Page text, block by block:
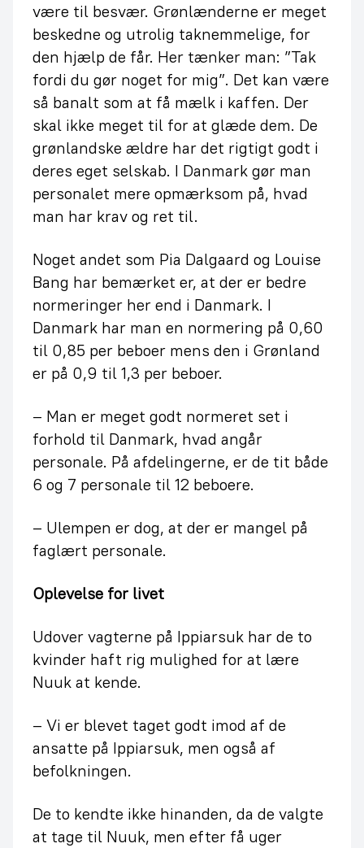
være til besvær. Grønlænderne er meget
beskedne og utrolig taknemmelige, for
den hjælp de får. Her tænker man: ”Tak
fordi du gør noget for mig”. Det kan være
så banalt som at få mælk i kaffen. Der
skal ikke meget til for at glæde dem. De
grønlandske ældre har det rigtigt godt i
deres eget selskab. I Danmark gør man
personalet mere opmærksom på, hvad
man har krav og ret til.
Noget andet som Pia Dalgaard og Louise
Bang har bemærket er, at der er bedre
normeringer her end i Danmark. I
Danmark har man en normering på 0,60
til 0,85 per beboer mens den i Grønland
er på 0,9 til 1,3 per beboer.
– Man er meget godt normeret set i
forhold til Danmark, hvad angår
personale. På afdelingerne, er de tit både
6 og 7 personale til 12 beboere.
– Ulempen er dog, at der er mangel på
faglært personale.
Oplevelse for livet
Udover vagterne på Ippiarsuk har de to
kvinder haft rig mulighed for at lære
Nuuk at kende.
– Vi er blevet taget godt imod af de
ansatte på Ippiarsuk, men også af
befolkningen.
De to kendte ikke hinanden, da de valgte
at tage til Nuuk, men efter få uger